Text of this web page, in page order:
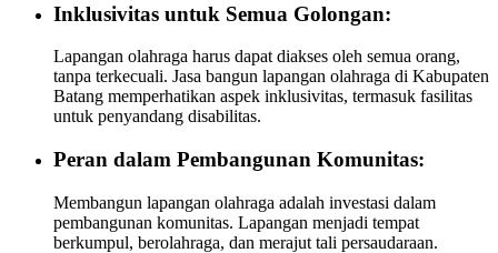
Inklusivitas untuk Semua Golongan:
Lapangan olahraga harus dapat diakses oleh semua orang,
tanpa terkecuali. Jasa bangun lapangan olahraga di Kabupaten
Batang memperhatikan aspek inklusivitas, termasuk fasilitas
untuk penyandang disabilitas.
Peran dalam Pembangunan Komunitas:
Membangun lapangan olahraga adalah investasi dalam
pembangunan komunitas. Lapangan menjadi tempat
berkumpul, berolahraga, dan merajut tali persaudaraan.